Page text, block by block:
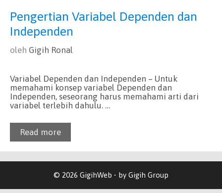
Pengertian Variabel Dependen dan
Independen
oleh Gigih Ronal
Variabel Dependen dan Independen – Untuk
memahami konsep variabel Dependen dan
Independen, seseorang harus memahami arti dari
variabel terlebih dahulu. …
Read more
© 2026 GigihWeb • by Gigih Group